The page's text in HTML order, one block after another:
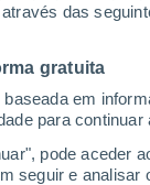
das
gratuita
em
para
pode aceder
seguir e
Portugal -